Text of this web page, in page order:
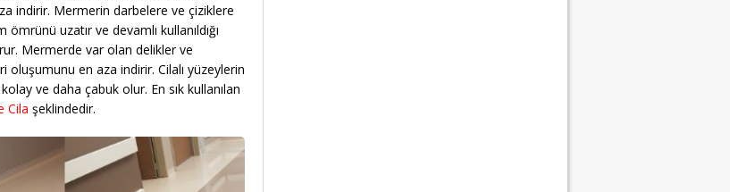
indirir. Mermerin darbelere ve çiziklere
uzatır ve devamlı kullanıldığı
Mermerde var olan delikler ve
en aza indirir. Cilalı yüzeylerin
ve daha çabuk olur. En sık kullanılan
Cila şeklindedir.